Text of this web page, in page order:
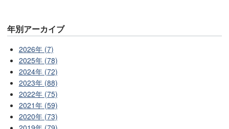
年別アーカイブ
2026年 (7)
2025年 (78)
2024年 (72)
2023年 (88)
2022年 (75)
2021年 (59)
2020年 (73)